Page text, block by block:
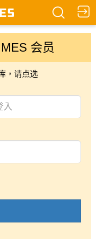
会员
，请点选